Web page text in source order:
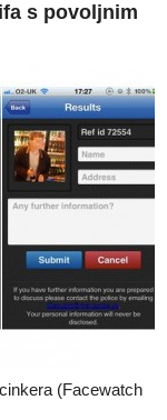
s povoljnim
(Facewatch